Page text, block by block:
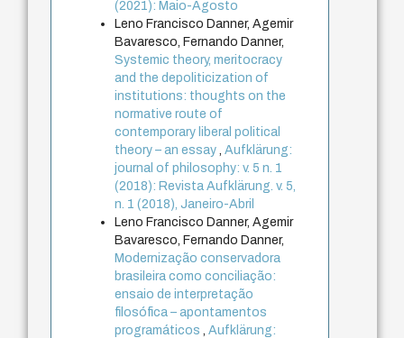
(2021): Maio-Agosto
Leno Francisco Danner, Agemir
Bavaresco, Fernando Danner,
Systemic theory, meritocracy
and the depoliticization of
institutions: thoughts on the
normative route of
contemporary liberal political
theory – an essay ,Aufklärung:
journal of philosophy: v. 5 n. 1
(2018): Revista Aufklärung. v. 5,
n. 1 (2018), Janeiro-Abril
Leno Francisco Danner, Agemir
Bavaresco, Fernando Danner,
Modernização conservadora
brasileira como conciliação:
ensaio de interpretação
filosófica – apontamentos
programáticos
,Aufklärung: